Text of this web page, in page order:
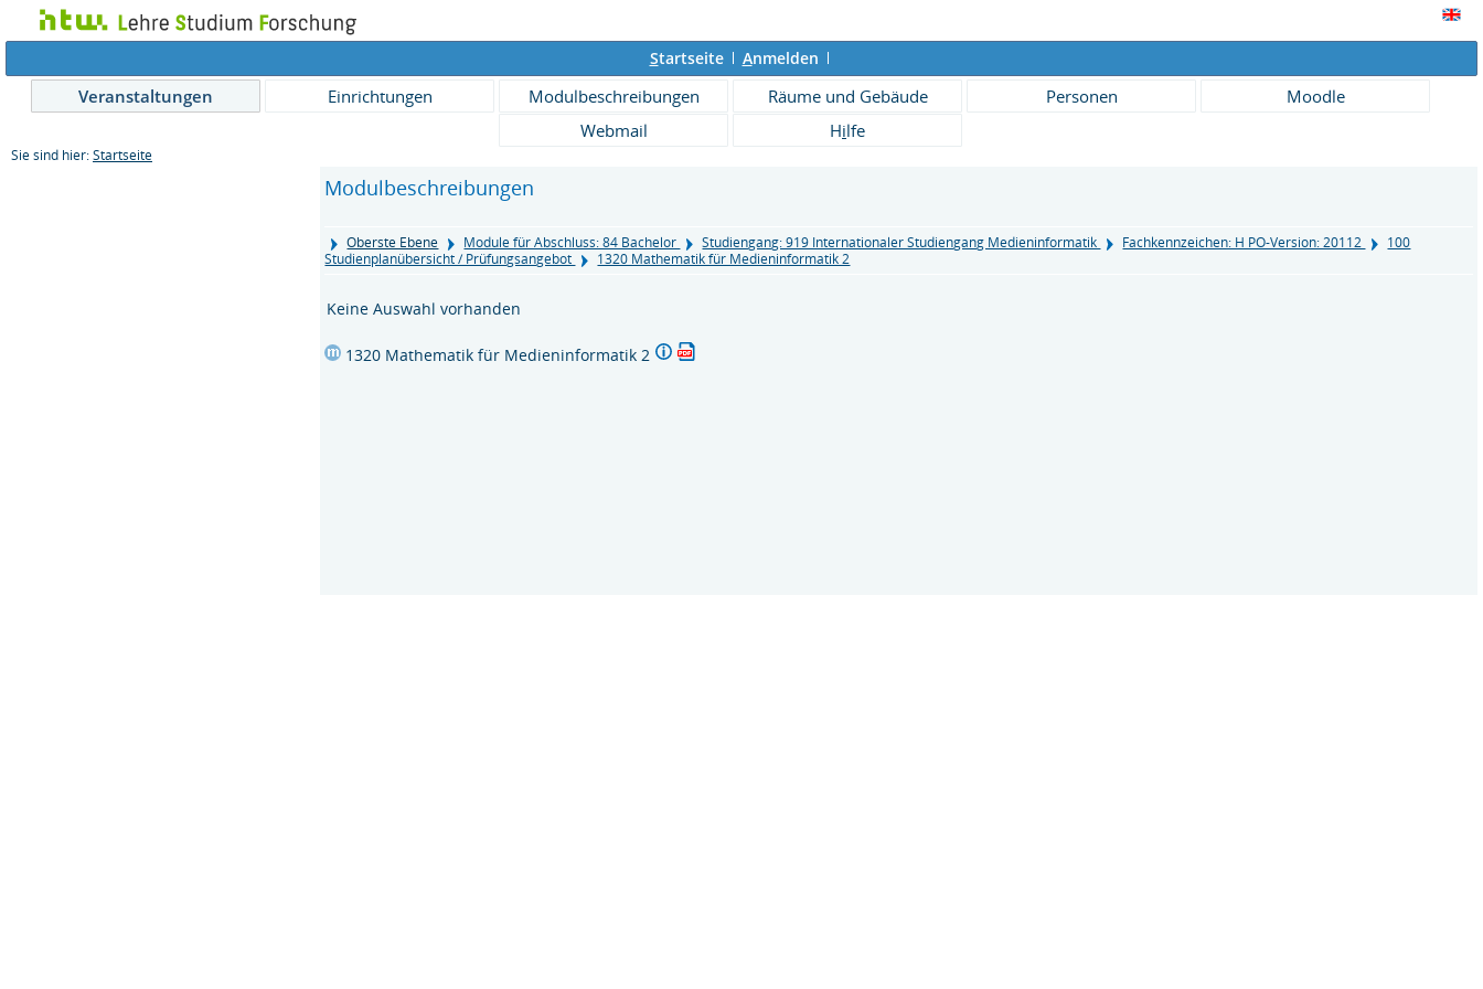
Startseite Anmelden
Veranstaltungen Einrichtungen Modulbeschreibungen Räume und Gebäude Personen
Moodle
Webmail
Hilfe
Sie sind hier: Startseite
Modulbeschreibungen
Oberste Ebene Module für Abschluss: 84 Bachelor Studiengang: 919 Internationaler Studiengang Medieninformatik Fachkennzeichen: H PO-Version: 20112
100
Studienplanübersicht / Prüfungsangebot
1320 Mathematik für Medieninformatik 2
Keine Auswahl vorhanden
1320 Mathematik für Medieninformatik 2